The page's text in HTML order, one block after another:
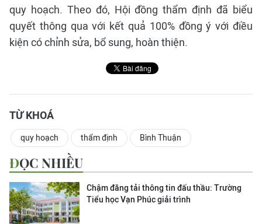
quy hoạch. Theo đó, Hội đồng thẩm định đã biểu
quyết thông qua với kết quả 100% đồng ý với điều
kiện có chỉnh sửa, bổ sung, hoàn thiện.
TỪ KHOÁ
quy hoạch thẩm định Bình Thuận
ĐỌC NHIỀU
Chậm đăng tải thông tin đấu thầu: Trường
Tiểu học Vạn Phúc giải trình